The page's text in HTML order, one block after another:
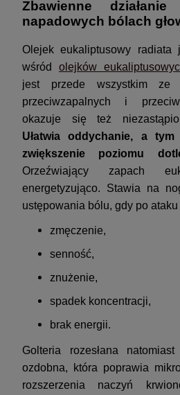
Zbawienne
napadowych bólach
Olejek eukaliptusowy radiata
wśród olejków
jest przede wszystkim ze
przeciwzapalnych i
okazuje się też
Ułatwia oddychanie, a
zwiększenie poziomu
Orzeźwiający zapach
energetyzująco. Stawia na
ustępowania bólu, gdy po
zmęczenie,
senność,
znużenie,
spadek koncentracji,
brak energii.
Golteria rozesłana
ozdobna, która poprawia
rozszerzenia naczyń